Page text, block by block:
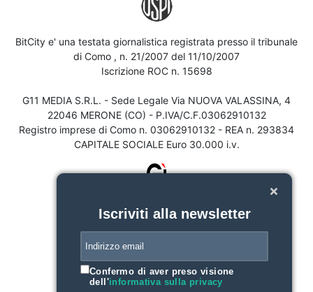
BitCity e' una testata giornalistica registrata presso il tribunale
di Como , n. 21/2007 del 11/10/2007
Iscrizione ROC n. 15698
G11 MEDIA S.R.L. - Sede Legale Via NUOVA VALASSINA, 4
22046 MERONE (CO) - P.IVA/C.F.03062910132
Registro imprese di Como n. 03062910132 - REA n. 293834
CAPITALE SOCIALE Euro 30.000 i.v.
Iscriviti alla newsletter
Confermo di aver preso visione
dell'informativa sulla privacy